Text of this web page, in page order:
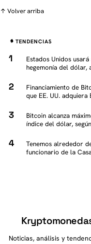
↑ Volver arriba
TENDENCIAS
Estados Unidos
hegemonía del dólar,
Financiamiento de
que EE. UU. adquiera
Bitcoin alcanza
índice del dólar,
Tenemos alrededor
funcionario de la
Noticias, análisis y